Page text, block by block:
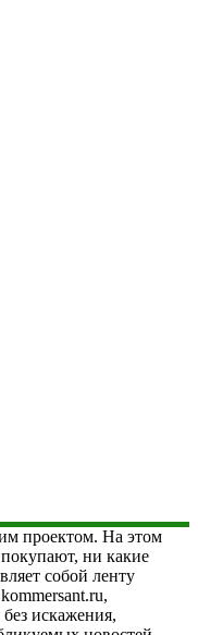
проектом. На этом
ни какие
собой ленту
искажения,